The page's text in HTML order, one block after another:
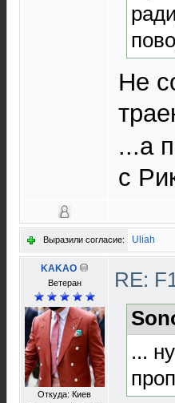
Не
...а
с
Выразили согласие: Uliah
KAKAO
Ветеран
Откуда: Киев
RE:
...